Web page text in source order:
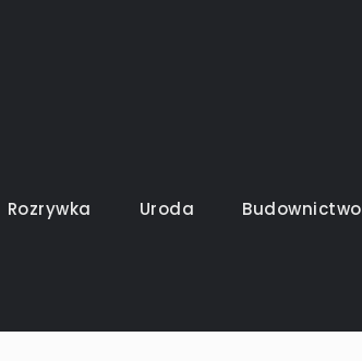
Rozrywka Uroda Budownictwo